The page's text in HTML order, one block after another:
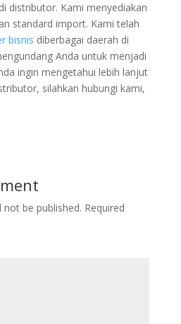
distributor. Kami menyediakan
standard import. Kami telah
bisnis diberbagai daerah di
Anda untuk menjadi
ingin mengetahui lebih lanjut
silahkan hubungi kami,
not be published. Required